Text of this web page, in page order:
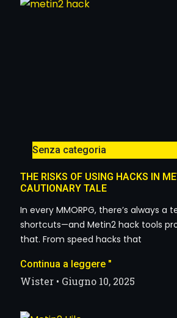
Senza categoria
THE RISKS OF USING HACKS IN
CAUTIONARY TALE
In every MMORPG, there’s always
shortcuts—and Metin2 hack tools
that. From speed hacks that
Continua a leggere "
Wister Giugno 10, 2025